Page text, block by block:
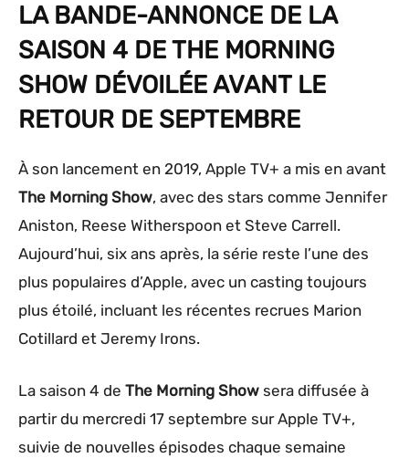
LA BANDE-ANNONCE DE LA
SAISON 4 DE THE MORNING
SHOW DÉVOILÉE AVANT LE
RETOUR DE SEPTEMBRE
À son lancement en 2019, Apple TV+ a mis en avant
The Morning Show, avec des stars comme Jennifer
Aniston, Reese Witherspoon et Steve Carrell.
Aujourd’hui, six ans après, la série reste l’une des
plus populaires d’Apple, avec un casting toujours
plus étoilé, incluant les récentes recrues Marion
Cotillard et Jeremy Irons.
La saison 4 de The Morning Show sera diffusée à
partir du mercredi 17 septembre sur Apple TV+,
suivie de nouvelles épisodes chaque semaine